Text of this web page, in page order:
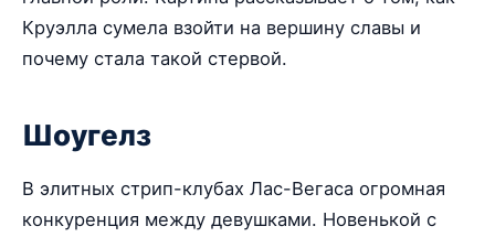
Круэлла сумела взойти на вершину славы и
почему стала такой стервой.
Шоугелз
В элитных стрип-клубах Лас-Вегаса огромная
конкуренция между девушками. Новенькой с